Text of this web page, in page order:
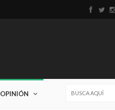
OPINIÓN